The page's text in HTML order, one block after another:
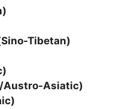
(Sino-Tibetan)
Austro-Asiatic)